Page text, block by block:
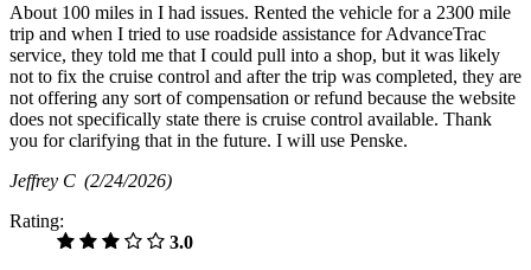
About 100 miles in I had issues. Rented the vehicle for a 2300 mile
trip and when I tried to use roadside assistance for AdvanceTrac
service, they told me that I could pull into a shop, but it was likely
not to fix the cruise control and after the trip was completed, they are
not offering any sort of compensation or refund because the website
does not specifically state there is cruise control available. Thank
you for clarifying that in the future. I will use Penske.
Jeffrey C (2/24/2026)
Rating:
3.0